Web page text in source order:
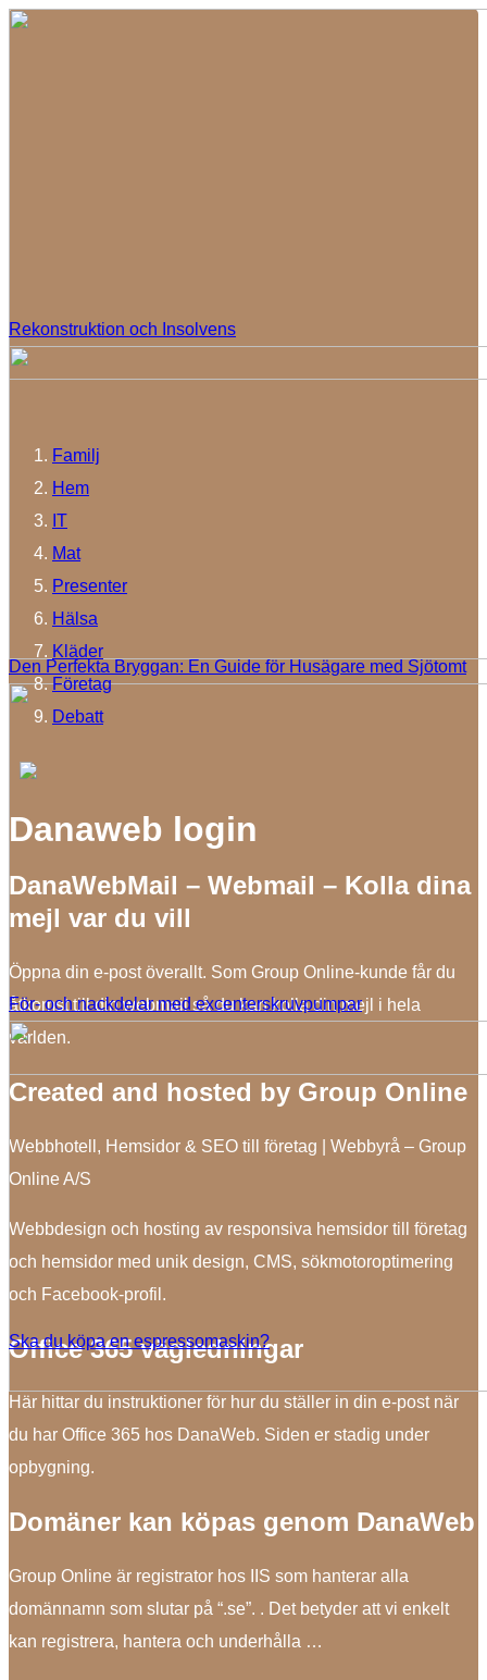
Rekonstruktion och Insolvens
Den Perfekta Bryggan: En Guide för Husägare med Sjötomt
För- och nackdelar med excenterskruvpumpar
Ska du köpa en espressomaskin?
Familj
Hem
IT
Mat
Presenter
Hälsa
Kläder
Företag
Debatt
Danaweb login
DanaWebMail – Webmail – Kolla dina
mejl var du vill
Öppna din e-post överallt. Som Group Online-kunde får du
åtkomst till din webmail så du kan kolla din mejl i hela
världen.
Created and hosted by Group Online
Webbhotell, Hemsidor & SEO till företag | Webbyrå – Group
Online A/S
Webbdesign och hosting av responsiva hemsidor till företag
och hemsidor med unik design, CMS, sökmotoroptimering
och Facebook-profil.
Office 365 vägledningar
Här hittar du instruktioner för hur du ställer in din e-post när
du har Office 365 hos DanaWeb. Siden er stadig under
opbygning.
Domäner kan köpas genom DanaWeb
Group Online är registrator hos IIS som hanterar alla
domännamn som slutar på “.se”. ​. Det betyder att vi enkelt
kan registrera, hantera och underhålla …